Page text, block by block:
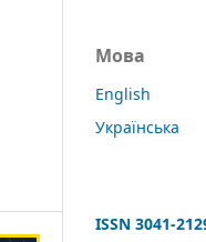
Мова
English
Українська
ISSN 3041-